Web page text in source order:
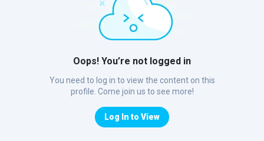
Oops! You’re not logged in
You need to log in to view the content on this
profile. Come join us to see more!
Log In to View